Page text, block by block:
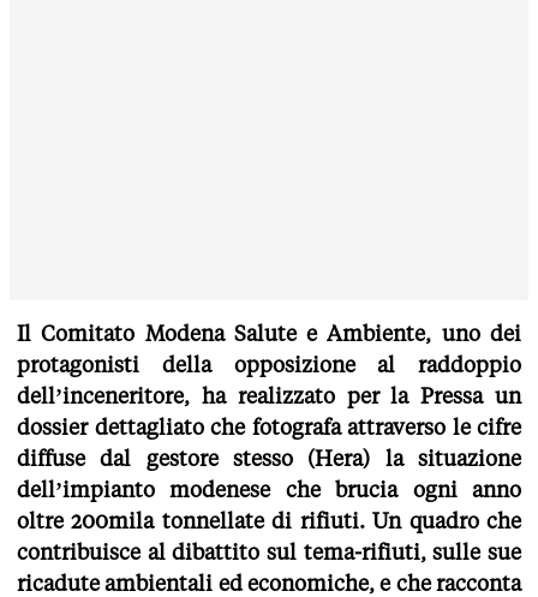
Il Comitato Modena Salute e Ambiente, uno dei
protagonisti della opposizione al raddoppio
dell’inceneritore, ha realizzato per la Pressa un
dossier dettagliato che fotografa attraverso le cifre
diffuse dal gestore stesso (Hera) la situazione
dell’impianto modenese che brucia ogni anno
oltre 200mila tonnellate di rifiuti. Un quadro che
contribuisce al dibattito sul tema-rifiuti, sulle sue
ricadute ambientali ed economiche, e che racconta